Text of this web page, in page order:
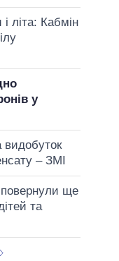
літа: Кабмін
у
видобуток
– ЗМІ
повернули ще
та